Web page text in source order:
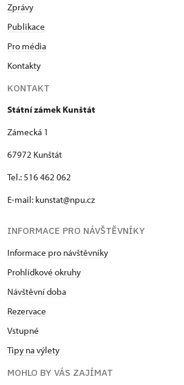
Zprávy
Publikace
Pro média
Kontakty
KONTAKT
Státní zámek Kunštát
Zámecká 1
67972 Kunštát
Tel.: 516 462 062
E-mail: kunstat@npu.cz
INFORMACE PRO NÁVŠTĚVNÍKY
Informace pro návštěvníky
Prohlídkové okruhy
Návštěvní doba
Rezervace
Vstupné
Tipy na výlety
MOHLO BY VÁS ZAJÍMAT